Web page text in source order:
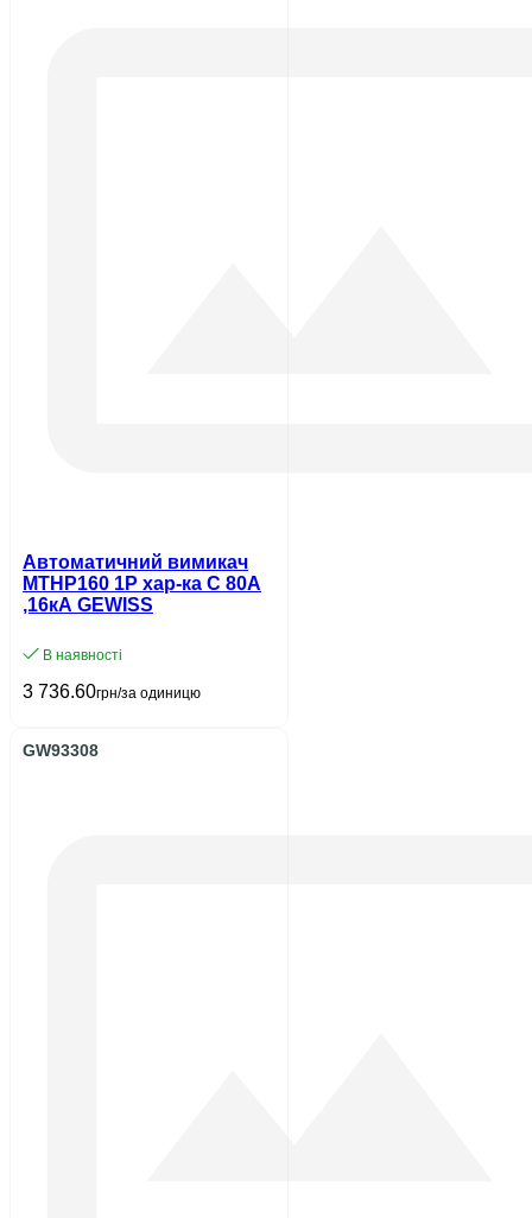
Автоматичний вимикач
MTHP160 1P хар-ка C 80А
,16кA GEWISS
В наявності
3 736.60грн/за одиницю
GW93308